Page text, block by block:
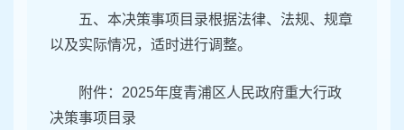
五、本决策事项目录根据法律、法规、规章
以及实际情况，适时进行调整。
附件：2025年度青浦区人民政府重大行政
决策事项目录